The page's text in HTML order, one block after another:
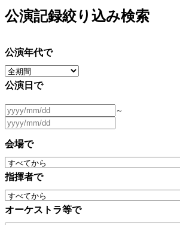
公演記録絞り込み検索
公演年代で
公演日で
～
会場で
指揮者で
オーケストラ等で